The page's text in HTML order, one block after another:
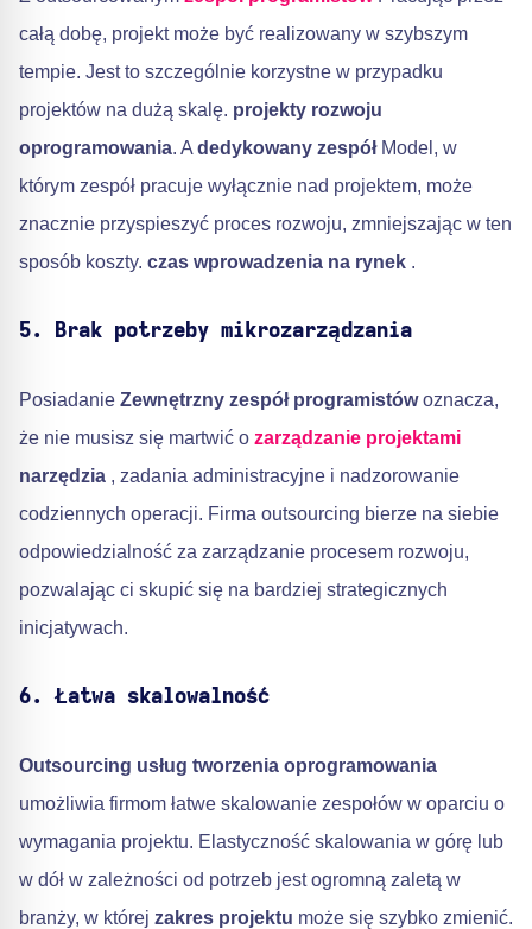
całą dobę, projekt może być realizowany w szybszym
tempie. Jest to szczególnie korzystne w przypadku
projektów na dużą skalę. projekty rozwoju
oprogramowania. A dedykowany zespół Model, w
którym zespół pracuje wyłącznie nad projektem, może
znacznie przyspieszyć proces rozwoju, zmniejszając w ten
sposób koszty. czas wprowadzenia na rynek .
5. Brak potrzeby mikrozarządzania
Posiadanie Zewnętrzny zespół programistówoznacza,
że nie musisz się martwić o zarządzanie projektami
narzędzia , zadania administracyjne i nadzorowanie
codziennych operacji. Firma outsourcing bierze na siebie
odpowiedzialność za zarządzanie procesem rozwoju,
pozwalając ci skupić się na bardziej strategicznych
inicjatywach.
6. Łatwa skalowalność
Outsourcing usług tworzenia oprogramowania
umożliwia firmom łatwe skalowanie zespołów w oparciu o
wymagania projektu. Elastyczność skalowania w górę lub
w dół w zależności od potrzeb jest ogromną zaletą w
branży, w której zakres projektu może się szybko zmienić.